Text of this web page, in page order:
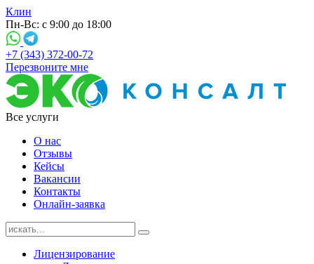
Клин
Пн-Вс: с 9:00 до 18:00
+7 (343) 372-00-72
Перезвоните мне
Все услуги
О нас
Отзывы
Кейсы
Вакансии
Контакты
Онлайн-заявка
Лицензирование